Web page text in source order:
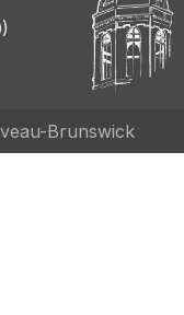
Brunswick